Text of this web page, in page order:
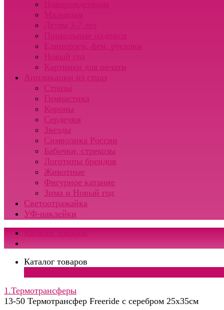
Детям 3-7 лет
Прикольные надписи
Единороги, феи, русалки
Новый год
Картинки для печати
Аппликации из страз
Стразы
Гимнастика
Короны
Сердечки
Звезды
Символика России
Бабочки, стрекозы
Логотипы брендов
Животные
Фигурное катание
Зима и Новый год
Светоотражайка
УФ-наклейки
Каталог товаров
1.Термотрансферы
13-50 Термотрансфер Freeride с серебром 25х35см